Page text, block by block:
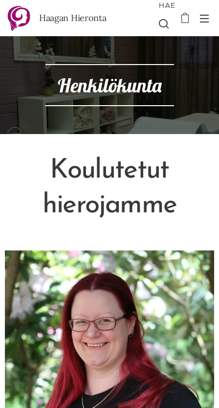
Haagan Hieronta
HAE
Henkilökunta
Koulutetut
hierojamme